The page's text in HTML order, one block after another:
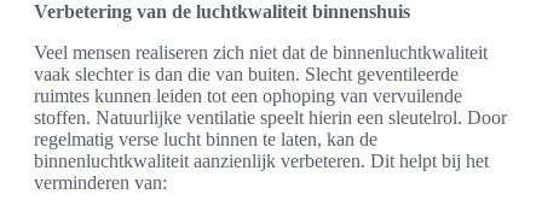
Verbetering van de luchtkwaliteit binnenshuis
Veel mensen realiseren zich niet dat de binnenluchtkwaliteit
vaak slechter is dan die van buiten. Slecht geventileerde
ruimtes kunnen leiden tot een ophoping van vervuilende
stoffen. Natuurlijke ventilatie speelt hierin een sleutelrol. Door
regelmatig verse lucht binnen te laten, kan de
binnenluchtkwaliteit aanzienlijk verbeteren. Dit helpt bij het
verminderen van: